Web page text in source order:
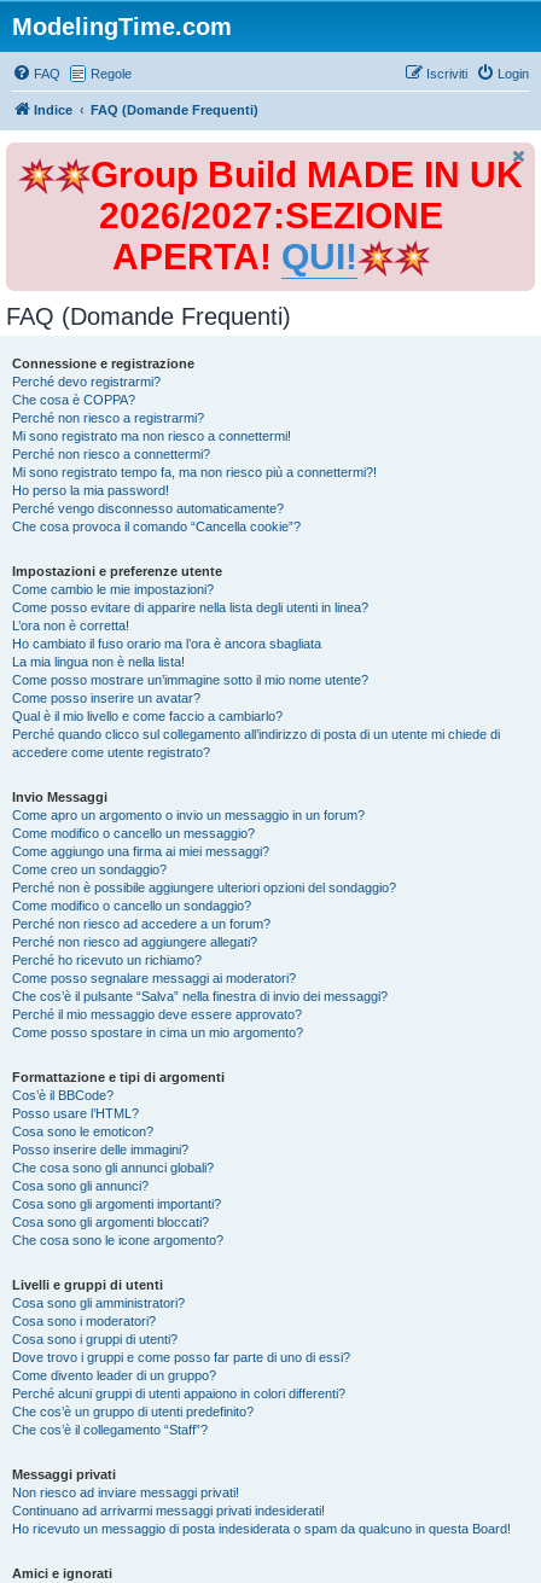
ModelingTime.com
FAQ Regole Login
Iscriviti
Indice FAQ (Domande Frequenti)
Group Build MADE IN UK
2026/2027:SEZIONE
APERTA! QUI!
FAQ (Domande Frequenti)
Connessione e registrazione
Perché devo registrarmi?
Che cosa è COPPA?
Perché non riesco a registrarmi?
Mi sono registrato ma non riesco a connettermi!
Perché non riesco a connettermi?
Mi sono registrato tempo fa, ma non riesco più a connettermi?!
Ho perso la mia password!
Perché vengo disconnesso automaticamente?
Che cosa provoca il comando “Cancella cookie”?
Impostazioni e preferenze utente
Come cambio le mie impostazioni?
Come posso evitare di apparire nella lista degli utenti in linea?
L’ora non è corretta!
Ho cambiato il fuso orario ma l’ora è ancora sbagliata
La mia lingua non è nella lista!
Come posso mostrare un’immagine sotto il mio nome utente?
Come posso inserire un avatar?
Qual è il mio livello e come faccio a cambiarlo?
Perché quando clicco sul collegamento all’indirizzo di posta di un utente mi chiede di
accedere come utente registrato?
Invio Messaggi
Come apro un argomento o invio un messaggio in un forum?
Come modifico o cancello un messaggio?
Come aggiungo una firma ai miei messaggi?
Come creo un sondaggio?
Perché non è possibile aggiungere ulteriori opzioni del sondaggio?
Come modifico o cancello un sondaggio?
Perché non riesco ad accedere a un forum?
Perché non riesco ad aggiungere allegati?
Perché ho ricevuto un richiamo?
Come posso segnalare messaggi ai moderatori?
Che cos’è il pulsante “Salva” nella finestra di invio dei messaggi?
Perché il mio messaggio deve essere approvato?
Come posso spostare in cima un mio argomento?
Formattazione e tipi di argomenti
Cos’è il BBCode?
Posso usare l’HTML?
Cosa sono le emoticon?
Posso inserire delle immagini?
Che cosa sono gli annunci globali?
Cosa sono gli annunci?
Cosa sono gli argomenti importanti?
Cosa sono gli argomenti bloccati?
Che cosa sono le icone argomento?
Livelli e gruppi di utenti
Cosa sono gli amministratori?
Cosa sono i moderatori?
Cosa sono i gruppi di utenti?
Dove trovo i gruppi e come posso far parte di uno di essi?
Come divento leader di un gruppo?
Perché alcuni gruppi di utenti appaiono in colori differenti?
Che cos’è un gruppo di utenti predefinito?
Che cos’è il collegamento “Staff”?
Messaggi privati
Non riesco ad inviare messaggi privati!
Continuano ad arrivarmi messaggi privati indesiderati!
Ho ricevuto un messaggio di posta indesiderata o spam da qualcuno in questa Board!
Amici e ignorati